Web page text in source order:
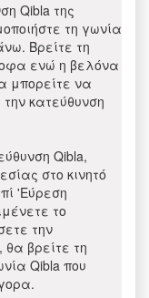
Qibla της
τη γωνία
Βρείτε τη
ενώ η βελόνα
μπορείτε να
κατεύθυνση
Qibla,
στο κινητό
'Εύρεση
το
την
βρείτε τη
Qibla που